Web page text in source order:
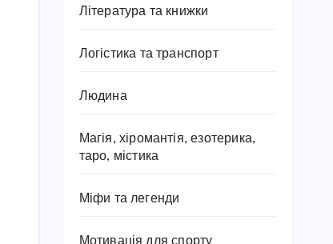
Література та книжки
Логістика та транспорт
Людина
Магія, хіромантія, езотерика,
таро, містика
Міфи та легенди
Мотивація для спорту